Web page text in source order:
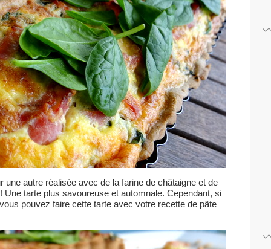
une autre réalisée avec de la farine de châtaigne et de
tarte plus savoureuse et automnale. Cependant, si
pouvez faire cette tarte avec votre recette de pâte